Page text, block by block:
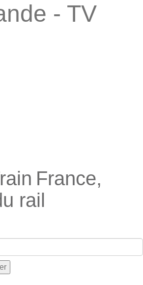
- TV
France,
rail